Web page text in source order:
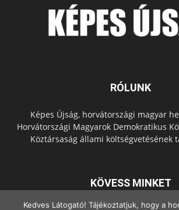
RÓLUNK
Képes Újság, horvátországi magyar
Horvátországi Magyarok Demokratikus
Köztársaság állami költségvetésének
KÖVESS MINKET
Kedves Látogató! Tájékoztatjuk, hogy a